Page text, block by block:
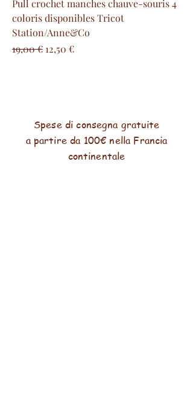
Pull crochet manches chauve-souris 4
coloris disponibles Tricot
Station/Anne&Co
Prezzo regolare
19,00 € Prezzo scontato
12,50 €
Spese di consegna gratuite
a partire da 100€ nella Francia
continentale